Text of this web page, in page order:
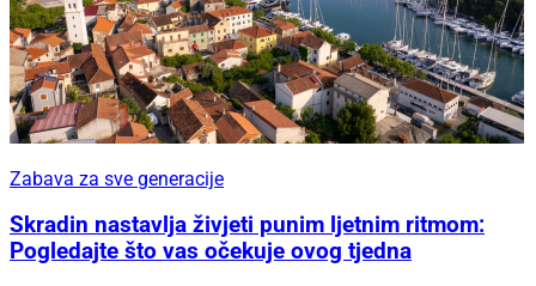
Zabava za sve generacije
Skradin nastavlja živjeti punim ljetnim ritmom:
Pogledajte što vas očekuje ovog tjedna